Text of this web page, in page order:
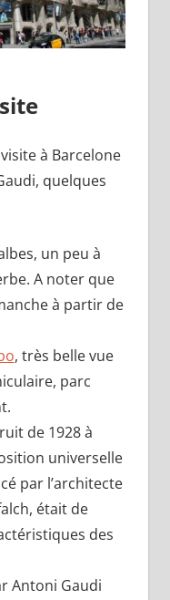
à Barcelone
quelques
un peu à
A noter que
à partir de
, très belle vue
parc
de 1928 à
universelle
par l’architecte
était de
des
Antoni Gaudi